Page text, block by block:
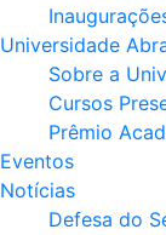
Universidade
Sobre a
Cursos
Prêmio
Eventos
Notícias
Defesa do